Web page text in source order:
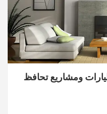
ومشاريع تحافظ